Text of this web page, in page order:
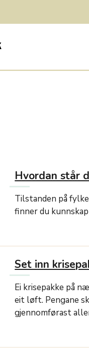
Hvordan står
Tilstanden på
finner du
Set inn
Ei krisepakke på
eit løft. Pengane
gjennomførast